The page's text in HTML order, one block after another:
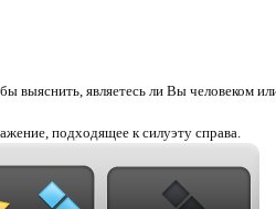
или представляете из себя автоматическую спам-
подходящее к силуэту справа.